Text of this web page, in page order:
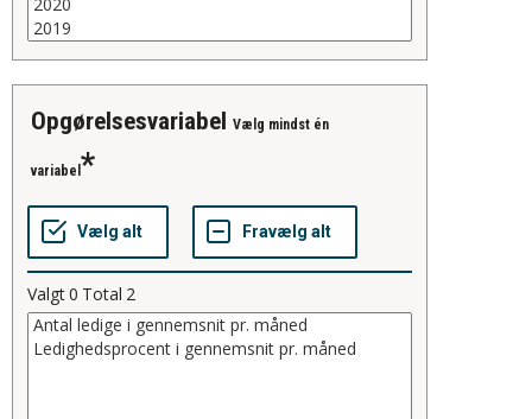
opgørelsesvariabel Vælg mindst én
variabel
Valgt0 Total 2